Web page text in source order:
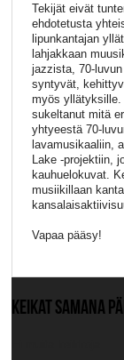
Tekijät eivät
ehdotetusta
lipunkantajan
lahjakkaan
jazzista, 70-
syntyvät,
myös yllätyksille.
sukeltanut mitä
yhtyeestä 70-
lavamusikaaliin,
Lake -projektiin,
kauhuelokuvat.
musiikillaan
Vapaa pääsy!
KEIKAT SAMANA